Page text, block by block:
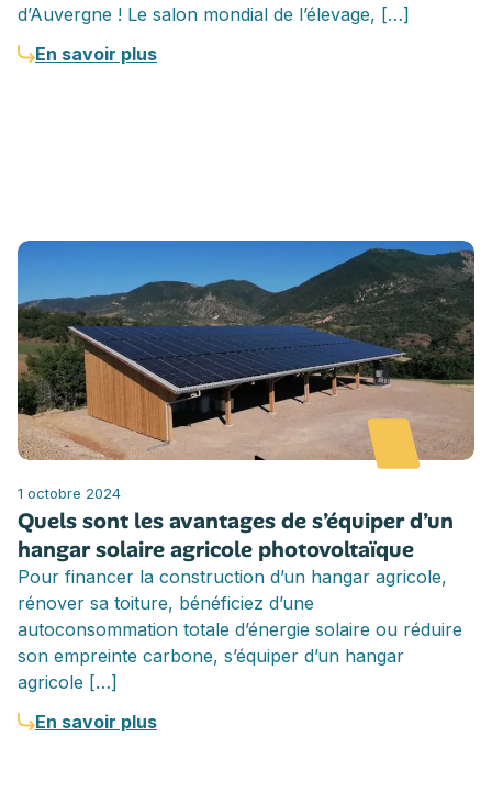
d’Auvergne ! Le salon mondial de l’élevage, […]
En savoir plus
1 octobre 2024
Quels sont les avantages de s’équiper d’un
hangar solaire agricole photovoltaïque
Pour financer la construction d’un hangar agricole,
rénover sa toiture, bénéficiez d’une
autoconsommation totale d’énergie solaire ou réduire
son empreinte carbone, s’équiper d’un hangar
agricole […]
En savoir plus